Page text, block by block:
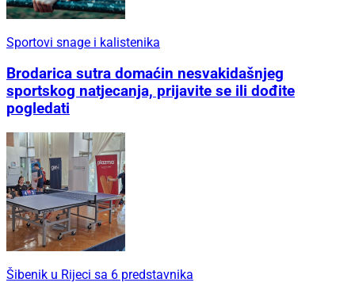
Sportovi snage i kalistenika
Brodarica sutra domaćin nesvakidašnjeg
sportskog natjecanja, prijavite se ili dođite
pogledati
Šibenik u Rijeci sa 6 predstavnika